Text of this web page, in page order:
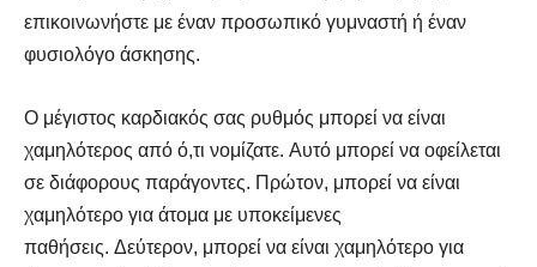
επικοινωνήστε με έναν προσωπικό γυμναστή ή έναν
φυσιολόγο άσκησης.
Ο μέγιστος καρδιακός σας ρυθμός μπορεί να είναι
χαμηλότερος από ό,τι νομίζατε. Αυτό μπορεί να οφείλεται
σε διάφορους παράγοντες. Πρώτον, μπορεί να είναι
χαμηλότερο για άτομα με υποκείμενες
παθήσεις. Δεύτερον, μπορεί να είναι χαμηλότερο για